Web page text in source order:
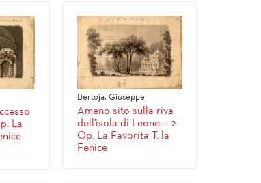
La
Bertoja, Giuseppe
Ameno sito sulla riva
dell'isola di Leone. - 2
Op. La Favorita T. la
Fenice